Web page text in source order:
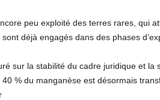
peu exploité des terres rares, qui
déjà engagés dans des phases
sur la stabilité du cadre juridique et la
% du manganèse est désormais